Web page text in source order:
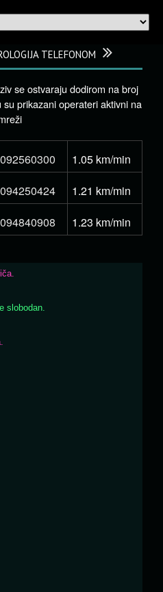
TELEFONOM
se ostvaraju dodirom na broj
prikazani operateri aktivni na
092560300
1.05 km/min
094250424
1.21 km/min
094840908 1.23 km/min